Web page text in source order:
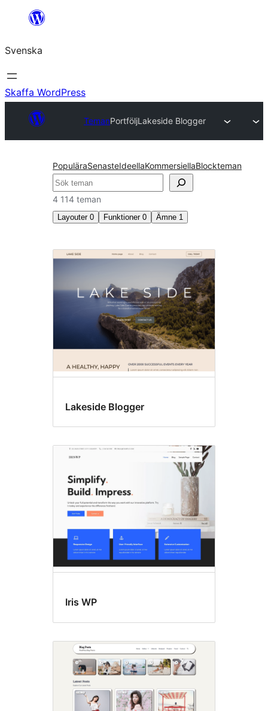
Hoppa
innehåll
Svenska
Skaffa WordPress
TemanPortföljLakeside Blogger
PopuläraSenasteIdeellaKommersiellaBlockteman
Sök
4 114 teman
Layouter 0 Funktioner 0 Ämne 1
Portfölj
Lakeside Blogger
Iris WP